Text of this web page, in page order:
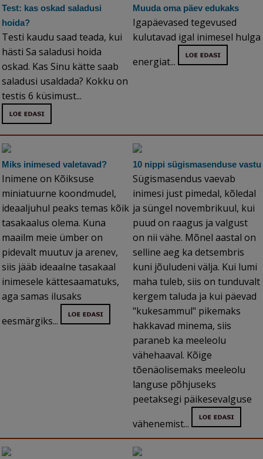
Test: kas oskad saladusi
hoida?
Testi kaudu saad teada, kui
hästi Sa saladusi hoida
oskad. Kas Sinu kätte saab
saladusi usaldada? Kokku on
testis 6 küsimust...
Muuda oma päev edukaks
Igapäevased tegevused
kulutavad igal inimesel hulga
energiat...
Miks inimesed valetavad?
Inimene on Kõiksuse
miniatuurne koondmudel,
ideaaljuhul peaks temas kõik
tasakaalus olema. Kuna
maailm meie ümber on
pidevalt muutuv ja arenev,
siis jääb ideaalne tasakaal
inimesele kättesaamatuks,
aga samas ilusaks
eesmärgiks...
10 nippi sügismasenduse vastu
Sügismasendus vaevab
inimesi just pimedal, kõledal
ja süngel novembrikuul, kui
puud on raagus ja valgust
on nii vähe. Mõnel aastal on
selline aeg ka detsembris
kuni jõuludeni välja. Kui lumi
maha tuleb, siis on tunduvalt
kergem taluda ja kui päevad
"kukesammul" pikemaks
hakkavad minema, siis
paraneb ka meeleolu
vähehaaval. Kõige
tõenäolisemaks meeleolu
languse põhjuseks
peetaksegi päikesevalguse
vähenemist...